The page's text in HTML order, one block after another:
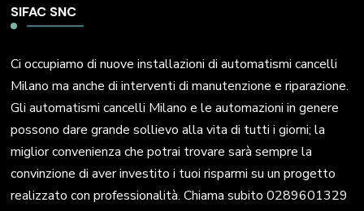
SIFAC SNC
Ci occupiamo di nuove installazioni di automatismi cancelli
Milano ma anche di interventi di manutenzione e riparazione.
Gli automatismi cancelli Milano e le automazioni in genere
possono dare grande sollievo alla vita di tutti i giorni; la
miglior convenienza che potrai trovare sarà sempre la
convinzione di aver investito i tuoi risparmi su un progetto
realizzato con professionalità. Chiama subito 0289601329